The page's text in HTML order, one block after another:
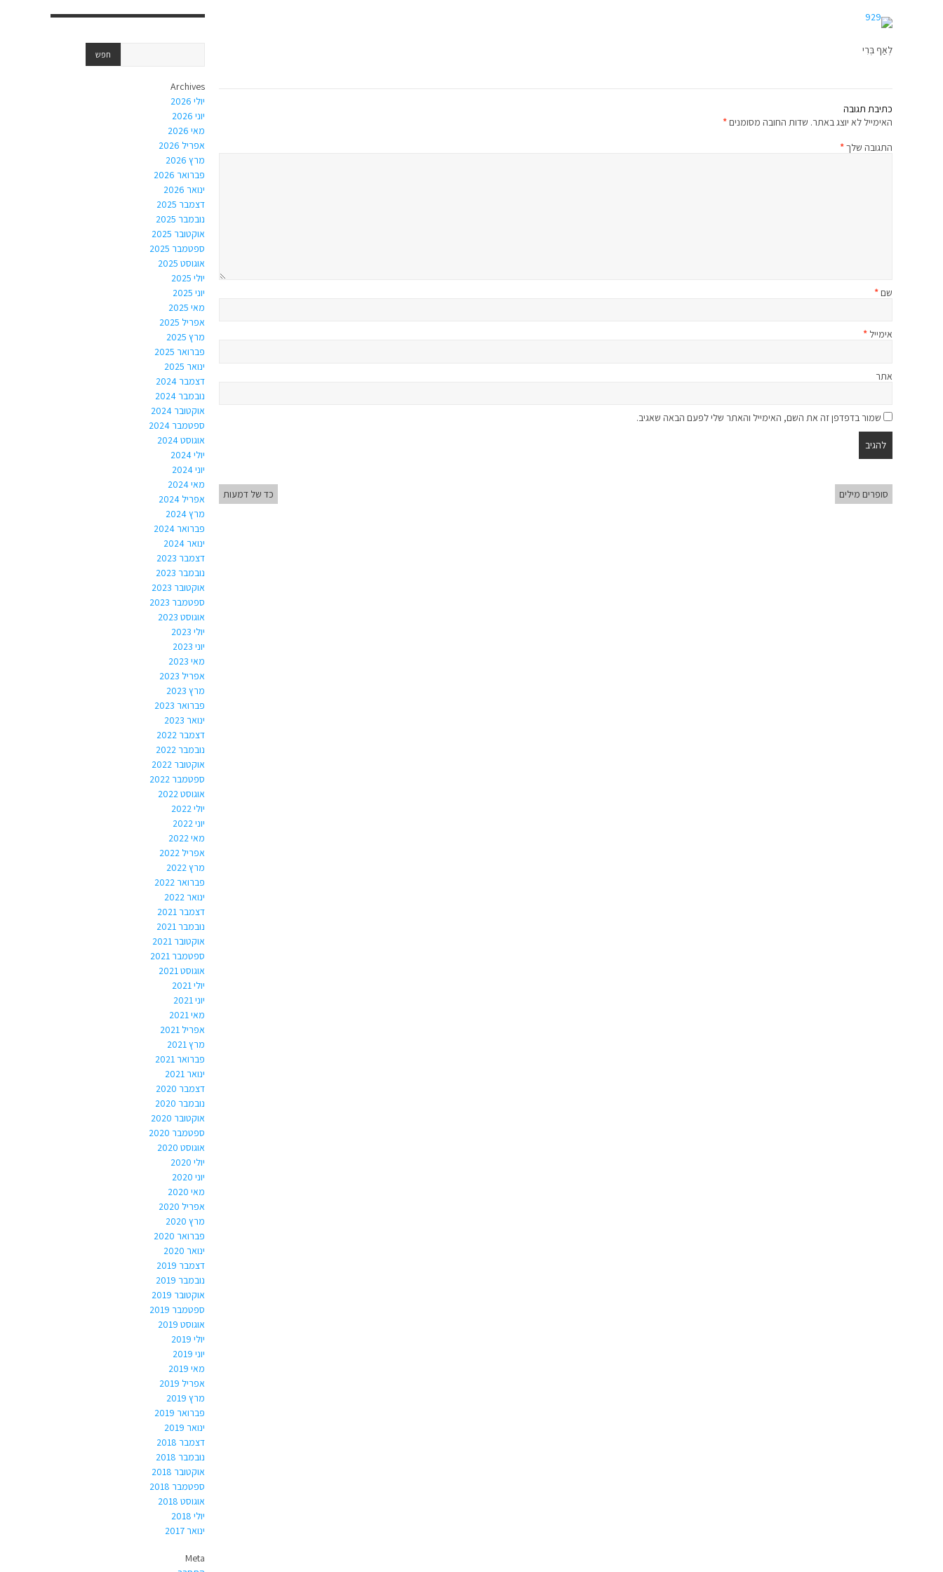
לְאַף בְּרִי
כתיבת תגובה
האימייל לא יוצג באתר. שדות החובה מסומנים*
התגובה שלך*
שם*
אימייל *
אתר
שמור בדפדפן זה את השם, האימייל והאתר שלי לפעם הבאה שאגיב.
סופרים מילים כד של דמעות
Archives
יולי 2026
יוני 2026
מאי 2026
אפריל 2026
מרץ 2026
פברואר 2026
ינואר 2026
דצמבר 2025
נובמבר 2025
אוקטובר 2025
ספטמבר 2025
אוגוסט 2025
יולי 2025
יוני 2025
מאי 2025
אפריל 2025
מרץ 2025
פברואר 2025
ינואר 2025
דצמבר 2024
נובמבר 2024
אוקטובר 2024
ספטמבר 2024
אוגוסט 2024
יולי 2024
יוני 2024
מאי 2024
אפריל 2024
מרץ 2024
פברואר 2024
ינואר 2024
דצמבר 2023
נובמבר 2023
אוקטובר 2023
ספטמבר 2023
אוגוסט 2023
יולי 2023
יוני 2023
מאי 2023
אפריל 2023
מרץ 2023
פברואר 2023
ינואר 2023
דצמבר 2022
נובמבר 2022
אוקטובר 2022
ספטמבר 2022
אוגוסט 2022
יולי 2022
יוני 2022
מאי 2022
אפריל 2022
מרץ 2022
פברואר 2022
ינואר 2022
דצמבר 2021
נובמבר 2021
אוקטובר 2021
ספטמבר 2021
אוגוסט 2021
יולי 2021
יוני 2021
מאי 2021
אפריל 2021
מרץ 2021
פברואר 2021
ינואר 2021
דצמבר 2020
נובמבר 2020
אוקטובר 2020
ספטמבר 2020
אוגוסט 2020
יולי 2020
יוני 2020
מאי 2020
אפריל 2020
מרץ 2020
פברואר 2020
ינואר 2020
דצמבר 2019
נובמבר 2019
אוקטובר 2019
ספטמבר 2019
אוגוסט 2019
יולי 2019
יוני 2019
מאי 2019
אפריל 2019
מרץ 2019
פברואר 2019
ינואר 2019
דצמבר 2018
נובמבר 2018
אוקטובר 2018
ספטמבר 2018
אוגוסט 2018
יולי 2018
ינואר 2017
Meta